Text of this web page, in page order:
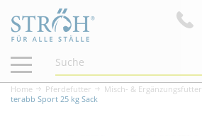
Navigation
ein-/ausblenden
Home Pferdefutter Misch- & Ergänzungsfutter
terabb Sport 25 kg Sack